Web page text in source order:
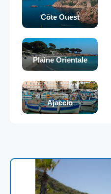
Côte Ouest
Plaine Orientale
Ajaccio